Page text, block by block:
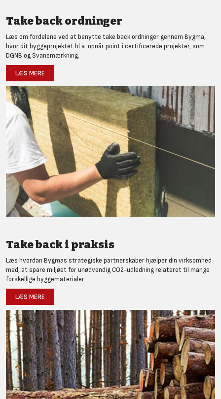
Take back ordninger
Læs om fordelene ved at benytte take back ordninger gennem Bygma,
hvor dit byggeprojektet bl.a. opnår point i certificerede projekter, som
DGNB og Svanemærkning.
LÆS MERE
Take back i praksis
Læs hvordan Bygmas strategiske partnerskaber hjælper din virksomhed
med, at spare miljøet for unødvendig CO2-udledning relateret til mange
forskellige byggematerialer.
LÆS MERE